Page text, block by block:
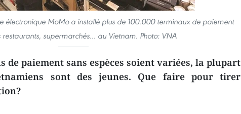
électronique MoMo a installé plus de 100.000 terminaux de paiement
restaurants, supermarchés… au Vietnam. Photo: VNA
de paiement sans espèces soient variées, la plupart
sont des jeunes. Que faire pour tirer